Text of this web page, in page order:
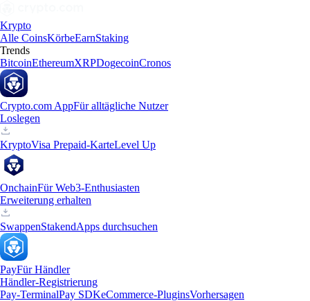
Krypto
Alle CoinsKörbeEarnStaking
Trends
BitcoinEthereumXRPDogecoinCronos
Crypto.com AppFür alltägliche Nutzer
Loslegen
KryptoVisa Prepaid-KarteLevel Up
OnchainFür Web3-Enthusiasten
Erweiterung erhalten
SwappenStakendApps durchsuchen
PayFür Händler
Händler-Registrierung
Pay-TerminalPay SDKeCommerce-PluginsVorhersagen